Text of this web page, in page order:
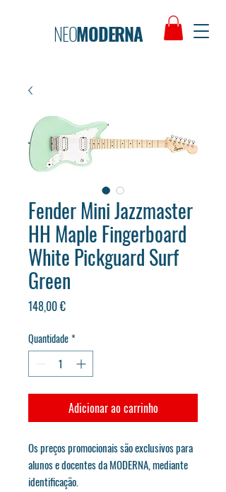
NEOMODERNA
Fender Mini Jazzmaster
HH Maple Fingerboard
White Pickguard Surf
Green
148,00 €Preço
Quantidade*
Adicionar ao carrinho
Os preços promocionais são exclusivos para
alunos e docentes da MODERNA, mediante
identificação.